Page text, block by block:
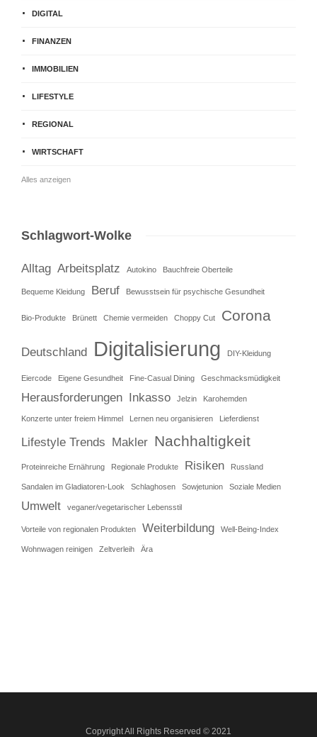
DIGITAL
FINANZEN
IMMOBILIEN
LIFESTYLE
REGIONAL
WIRTSCHAFT
Alles anzeigen
Schlagwort-Wolke
Alltag Arbeitsplatz Autokino Bauchfreie Oberteile
Bequeme Kleidung Beruf Bewusstsein für psychische Gesundheit
Bio-Produkte Brünett Chemie vermeiden Choppy Cut Corona
Deutschland Digitalisierung DIY-Kleidung
Eiercode Eigene Gesundheit Fine-Casual Dining Geschmacksmüdigkeit
Herausforderungen Inkasso Jelzin Karohemden
Konzerte unter freiem Himmel Lernen neu organisieren Lieferdienst
Lifestyle Trends Makler Nachhaltigkeit
Proteinreiche Ernährung Regionale Produkte Risiken Russland
Sandalen im Gladiatoren-Look Schlaghosen Sowjetunion Soziale Medien
Umwelt veganer/vegetarischer Lebensstil
Vorteile von regionalen Produkten Weiterbildung Well-Being-Index
Wohnwagen reinigen Zeltverleih Ära
Copyright All Rights Reserved © 2021